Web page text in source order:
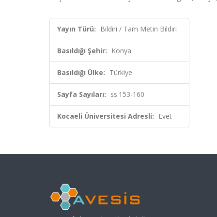
Yayın Türü: Bildiri / Tam Metin Bildiri
Basıldığı Şehir: Konya
Basıldığı Ülke: Türkiye
Sayfa Sayıları: ss.153-160
Kocaeli Üniversitesi Adresli: Evet